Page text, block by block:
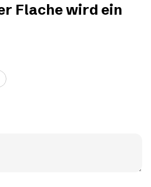
Flache wird ein